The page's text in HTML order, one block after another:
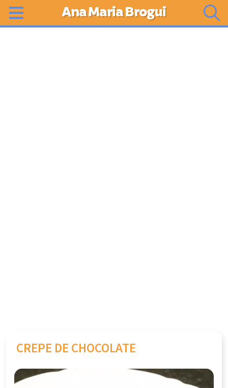
Ana Maria Brogui
CREPE DE CHOCOLATE